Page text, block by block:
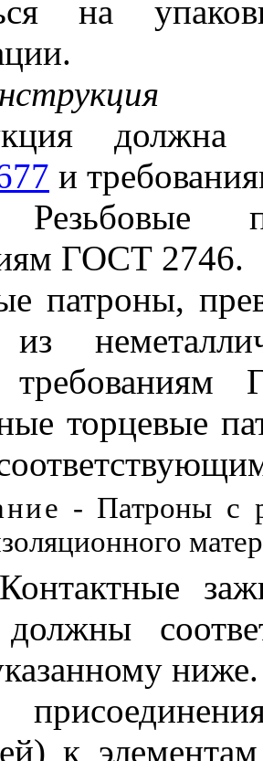
на
должна
и
Резьбовые
ГОСТ 2746.
патроны,
из
торцевые
е - Патроны с
ниже.
к